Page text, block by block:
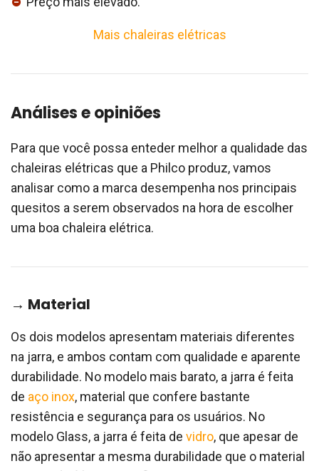
Mais chaleiras elétricas
Análises e opiniões
Para que você possa enteder melhor a qualidade das
chaleiras elétricas que a Philco produz, vamos
analisar como a marca desempenha nos principais
quesitos a serem observados na hora de escolher
uma boa chaleira elétrica.
→ Material
Os dois modelos apresentam materiais diferentes
na jarra, e ambos contam com qualidade e aparente
durabilidade. No modelo mais barato, a jarra é feita
de aço inox, material que confere bastante
resistência e segurança para os usuários. No
modelo Glass, a jarra é feita de vidro, que apesar de
não apresentar a mesma durabilidade que o material